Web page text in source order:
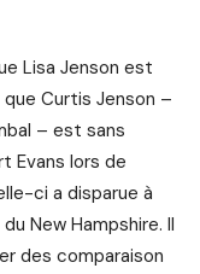
Lisa Jenson est
Curtis Jenson –
– est sans
Evans lors de
ci a disparue à
New Hampshire. Il
des comparaison